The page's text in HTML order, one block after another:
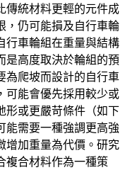
傳統材料更輕的元件成
，仍可能損及自行車輪
行車輪組在重量與結構
是高度取決於輪組的預
為爬坡而設計的自行車
可能會優先採用較少或
形或更嚴苛條件（如下
能需要一種強調更高強
增加重量為代價。研究
複合材料作為一種策